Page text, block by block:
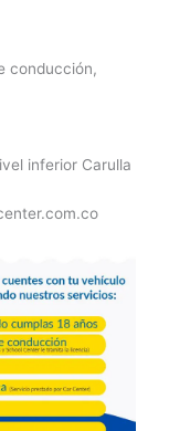
conducción,
inferior Carulla